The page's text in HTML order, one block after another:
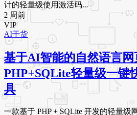
计的轻量级使用激活码...
2 周前
VIP
AI干货
基于AI智能的自然语言网
PHP+SQLite轻量级一键
具
一款基于 PHP + SQLite 开发的轻量级